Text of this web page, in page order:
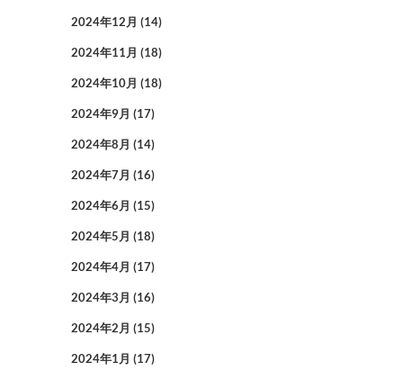
2024年12月 (14)
2024年11月 (18)
2024年10月 (18)
2024年9月 (17)
2024年8月 (14)
2024年7月 (16)
2024年6月 (15)
2024年5月 (18)
2024年4月 (17)
2024年3月 (16)
2024年2月 (15)
2024年1月 (17)